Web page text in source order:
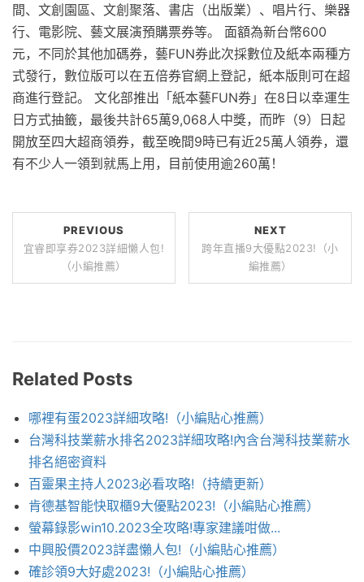
間、文創園區、文創聚落、書店（出版業）、唱片行、樂器
行、電影院、藝文展演預購票券等。 面額為新台幣600
元，不同於其他加碼券，藝FUN券此次採數位及紙本兩種方
式發行，數位版可以在五倍券官網上登記，紙本版則可在超
商進行登記。 文化部推出「紙本藝FUN券」在8日以幸運生
日方式抽籤，最後共計65萬9,068人中獎，而昨（9）日起
開放至四大超商領券，截至晚間9時已有近25萬人領券，還
有不少人一領到就馬上用，目前使用逾260萬！
PREVIOUS
宜睿即享券2023詳細懶人包!
（小編推薦）
NEXT
跨年直播9大優點2023!（小
編推薦）
Related Posts
哪裡有蛋2023詳細攻略!（小編貼心推薦）
台灣科技業薪水排名2023詳細攻略!內含台灣科技業薪水
排名絕密資料
百靈果主持人2023必看攻略!（持續更新）
肯德基智能快取櫃9大優點2023!（小編貼心推薦）
螢幕錄影win10.2023全攻略!專家建議咁做...
中興股價2023詳盡懶人包!（小編貼心推薦）
確診領9大好處2023!（小編貼心推薦）